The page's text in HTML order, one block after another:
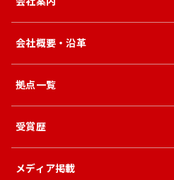
会社概要・沿革
拠点一覧
受賞歴
メディア掲載